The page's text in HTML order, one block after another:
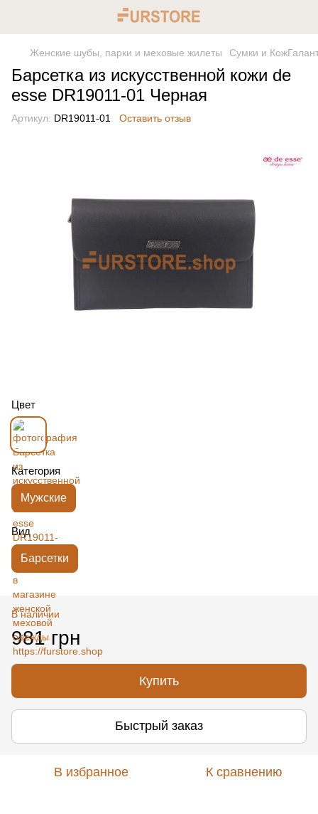
Женские шубы, парки и меховые жилеты Сумки и
Барсетка из искусственной кожи de
esse DR19011-01 Черная
Артикул: DR19011-01 Оставить отзыв
Цвет
Категория
Мужские
Вид
Барсетки
В наличии
981 грн
Купить
Быстрый заказ
В избранное К сравнению